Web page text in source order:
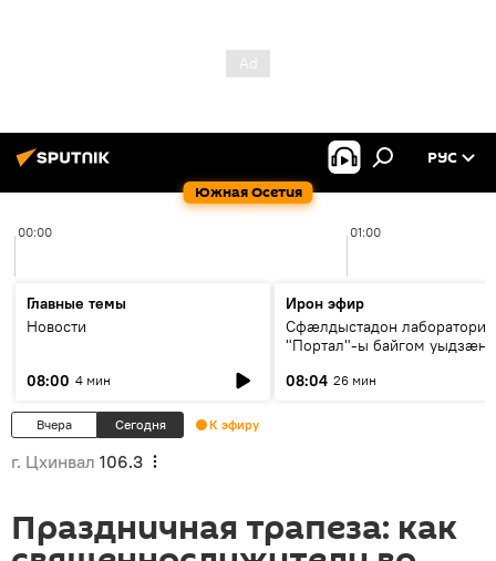
Южная Осетия
РУС
00:00 01:00
Главные темы
Новости
08:00 4 мин
Ирон эфир
Сфæлдыстадон лаборатори
"Портал"-ы байгом уыдзæн
Æхсары куыстыты равдыст
08:04 26 мин
Вчера Сегодня К эфиру
г. Цхинвал 106.3
Праздничная трапеза: как